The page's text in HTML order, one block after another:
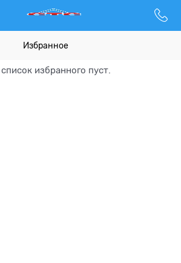
Избранное
избранного пуст.